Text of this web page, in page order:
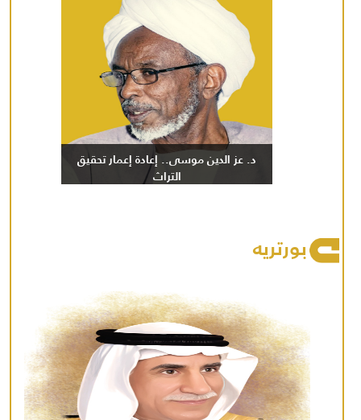
د. عز الدين موسى.. إعادة إعمار تحقيق
التراث
بورتريه